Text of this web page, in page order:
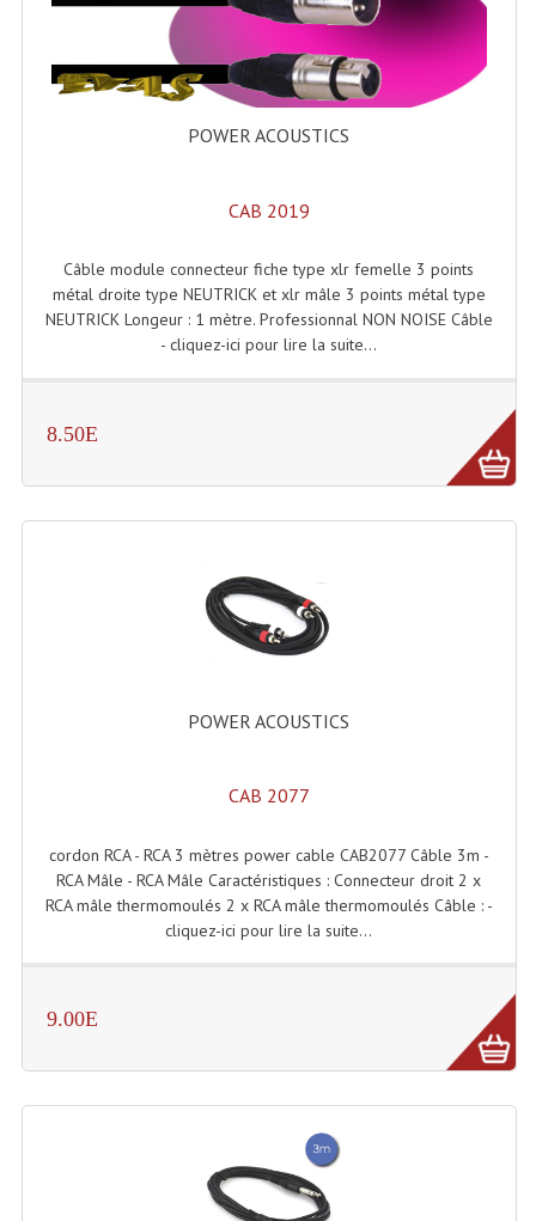
Angles Structure SC150
Angles Structure SD250
Angles Structure TRIO290
Angles Trio Steel Acier
Cercle Monotube
Cercle Struct Carrée 290
Embases Pour Structure
Monotubes Et Angles 50mm
Pieds De Levage
Structure Echelle 290 Asd
Structure Et Angles Quatro Deco
Tour De Travail Et Échafaudage
Flight-Case (s) Et Accessoires
Flight Case Plasma Et Écran LCD
POWER ACOUSTICS
CAB 2019
Câble module connecteur fiche type xlr femelle 3 points
métal droite type NEUTRICK et xlr mâle 3 points métal type
NEUTRICK Longeur : 1 mètre. Professionnal NON NOISE Câble
- cliquez-ici pour lire la suite...
8.50E
POWER ACOUSTICS
CAB 2077
cordon RCA - RCA 3 mètres power cable CAB2077 Câble 3m -
RCA Mâle - RCA Mâle Caractéristiques : Connecteur droit 2 x
RCA mâle thermomoulés 2 x RCA mâle thermomoulés Câble : -
cliquez-ici pour lire la suite...
9.00E